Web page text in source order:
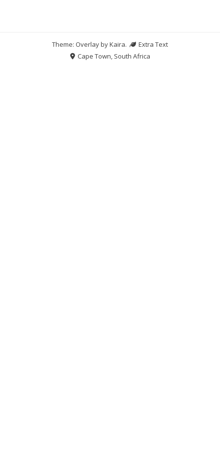
Theme: Overlay byKaira.
Extra Text
Cape Town, South Africa